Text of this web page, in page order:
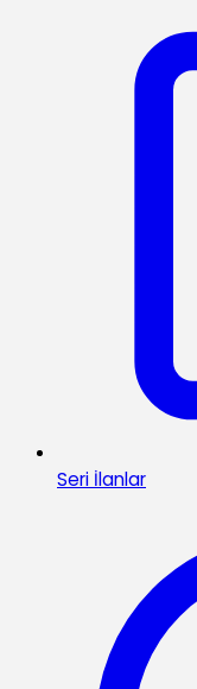
Seri İlanlar